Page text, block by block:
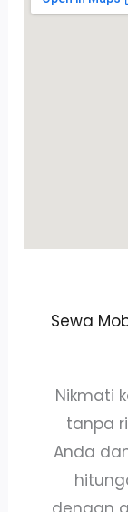
Sewa
Nikmati
tanpa
Anda